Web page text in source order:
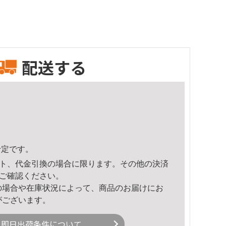
配送する
です。
、代金引換の場合に限ります。その他の決済
確認ください。
合や在庫状況によって、商品のお届けにお
ざいます。